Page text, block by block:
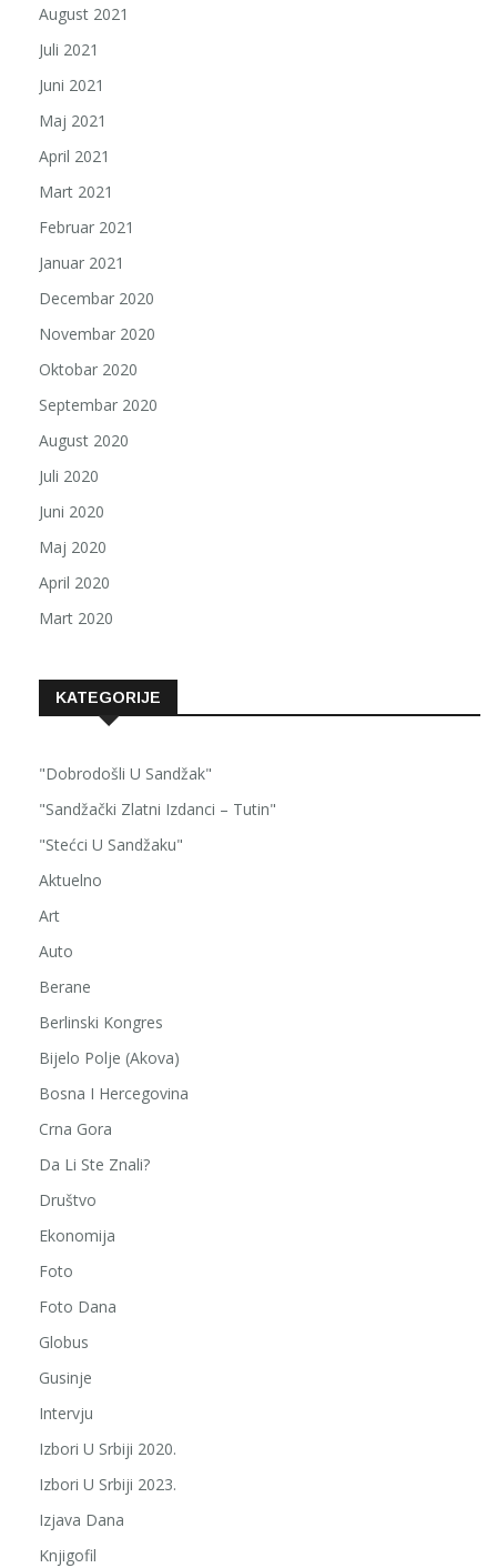
August 2021
Juli 2021
Juni 2021
Maj 2021
April 2021
Mart 2021
Februar 2021
Januar 2021
Decembar 2020
Novembar 2020
Oktobar 2020
Septembar 2020
August 2020
Juli 2020
Juni 2020
Maj 2020
April 2020
Mart 2020
KATEGORIJE
"Dobrodošli U Sandžak"
"Sandžački Zlatni Izdanci – Tutin"
"Stećci U Sandžaku"
Aktuelno
Art
Auto
Berane
Berlinski Kongres
Bijelo Polje (Akova)
Bosna I Hercegovina
Crna Gora
Da Li Ste Znali?
Društvo
Ekonomija
Foto
Foto Dana
Globus
Gusinje
Intervju
Izbori U Srbiji 2020.
Izbori U Srbiji 2023.
Izjava Dana
Knjigofil